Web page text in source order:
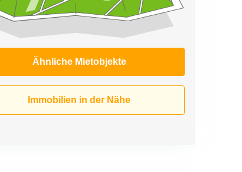
Ähnliche Mietobjekte
Immobilien in der Nähe